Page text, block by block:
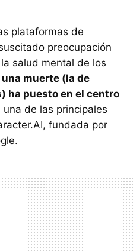
plataformas de
preocupación
salud mental de los
una muerte (la de
ha puesto en el centro
una de las principales
fundada por